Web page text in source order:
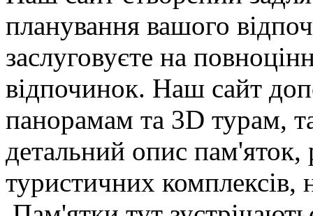
планування вашого
заслуговуєте на
відпочинок. Наш сайт
панорамам та 3D турам,
детальний опис пам'яток,
туристичних комплексів,